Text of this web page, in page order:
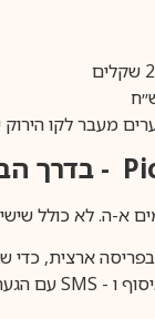
הירוק יהיה 3-5 ימי
- בדרך הביתה
ארצית,
ו - SMSעם